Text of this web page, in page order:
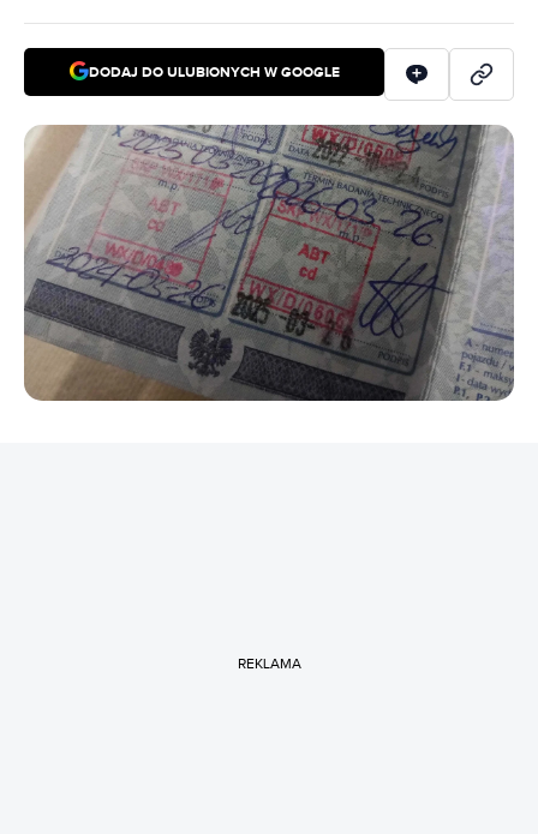
DODAJ DO ULUBIONYCH W GOOGLE
REKLAMA